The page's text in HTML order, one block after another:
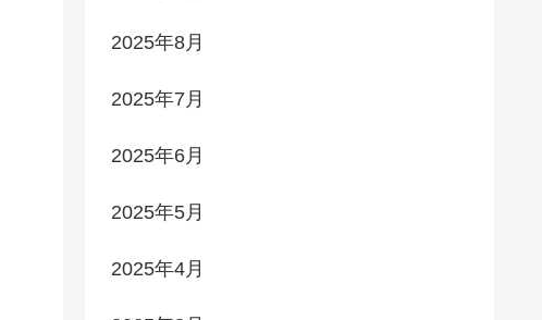
2025年8月
2025年7月
2025年6月
2025年5月
2025年4月